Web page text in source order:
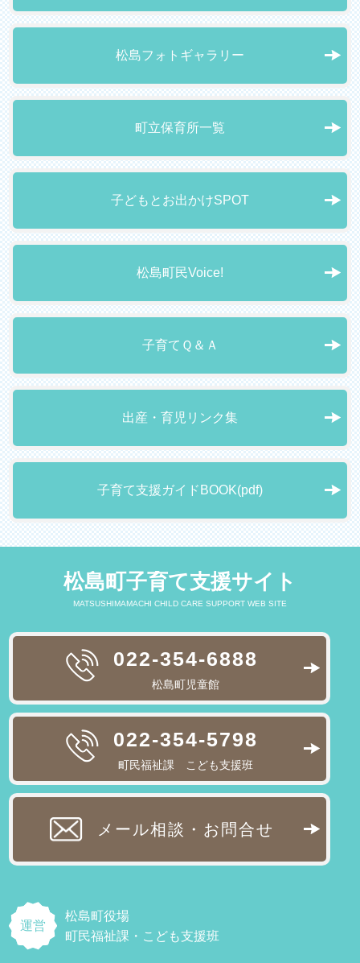
松島フォトギャラリー
町立保育所一覧
子どもとお出かけSPOT
松島町民Voice!
子育てＱ＆Ａ
出産・育児リンク集
子育て支援ガイドBOOK(pdf)
松島町子育て支援サイト
MATSUSHIMAMACHI CHILD CARE SUPPORT WEB SITE
022-354-6888
松島町児童館
022-354-5798
町民福祉課 こども支援班
メール相談・お問合せ
運営
松島町役場
町民福祉課・こども支援班